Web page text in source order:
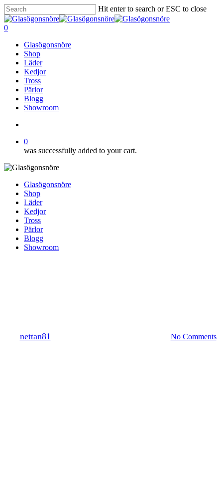
Skip
to
main
Hit enter to search or ESC to close
Close
Search
search
0
Glasögonsnöre
Shop
Läder
Kedjor
Tross
Pärlor
Blogg
Showroom
0
was successfully added to your cart.
Glasögonsnöre
Shop
Läder
Kedjor
Tross
Pärlor
Blogg
Showroom
nettan81 No Comments